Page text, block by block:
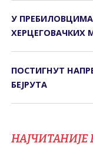
У
ХЕРЦЕГОВАЧКИХ
ПОСТИГНУТ
БЕЈРУТА
НАЈЧИТАНИЈЕ